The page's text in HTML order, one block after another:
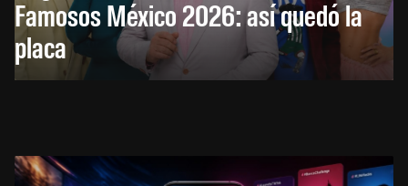
Famosos México 2026: así quedó la
placa